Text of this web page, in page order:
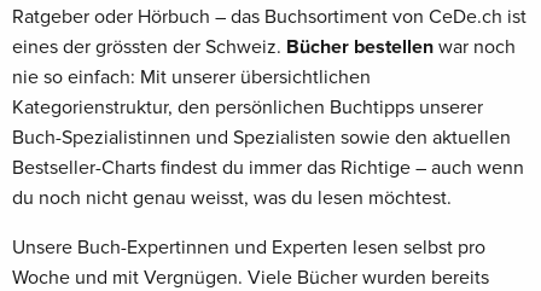
Ratgeber oder Hörbuch – das Buchsortiment von CeDe.ch ist
eines der grössten der Schweiz. Bücher bestellen war noch
nie so einfach: Mit unserer übersichtlichen
Kategorienstruktur, den persönlichen Buchtipps unserer
Buch-Spezialistinnen und Spezialisten sowie den aktuellen
Bestseller-Charts findest du immer das Richtige – auch wenn
du noch nicht genau weisst, was du lesen möchtest.
Unsere Buch-Expertinnen und Experten lesen selbst pro
Woche und mit Vergnügen. Viele Bücher wurden bereits